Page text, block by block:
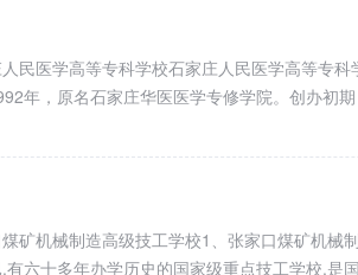
民医学高等专科学校石家庄人民医学高等专
年，原名石家庄华医医学专修学院。创办初
煤矿机械制造高级技工学校1、张家口煤矿机
六十多年办学历史的国家级重点技工学校,是